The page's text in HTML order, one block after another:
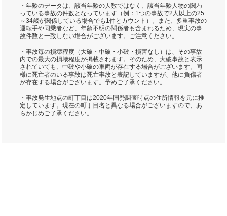
・年齢のデータは、該当年齢の人数ではなく、該当年齢人物の関わ
っている事故の件数となっています（例：1つの事故で2人以上の25
～34歳が関係している場合でも1件とカウント）。また、多重事故の
運転手や同乗者など、年齢不明の関係者も含まれるため、現実の事
故件数と一致しない場合がございます。ご注意ください。
・事故毎の損壊程度（大破・中破・小破・損害なし）は、その事故
内での最大の損壊程度が掲載されます。そのため、大破事故と表示
されていても、中破や小破の車両が存在する場合がございます。同
様に死亡者のいる事故は死亡事故と表記していますが、他に負傷者
が存在する場合がございます。予めご了承ください。
・事故発生地点の町丁目は2020年国勢調査時点の住所情報を元に推
定しています。現在の町丁目名と異なる場合がございますので、あ
らかじめご了承ください。